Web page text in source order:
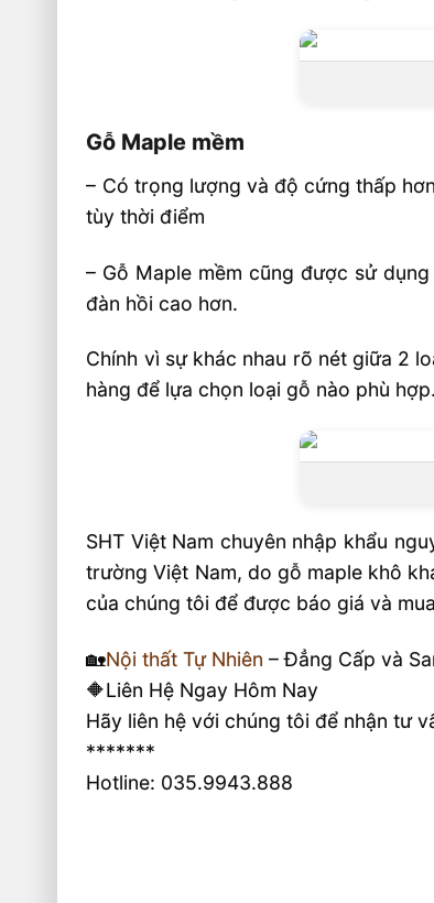
Gỗ Maple mềm
– Có trọng lượng và độ cứng thấp
tùy thời điểm
– Gỗ Maple mềm cũng được sử
đàn hồi cao hơn.
Chính vì sự khác nhau rõ nét giữa 2
hàng để lựa chọn loại gỗ nào phù hợp.
SHT Việt Nam chuyên nhập khẩu
trường Việt Nam, do gỗ maple khô
của chúng tôi để được báo giá và
🏡Nội thất Tự Nhiên – Đẳng Cấp và
🔶Liên Hệ Ngay Hôm Nay
Hãy liên hệ với chúng tôi để nhận tư
*******
Hotline: 035.9943.888